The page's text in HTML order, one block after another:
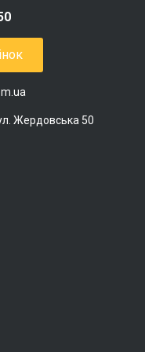
Жердовська 50